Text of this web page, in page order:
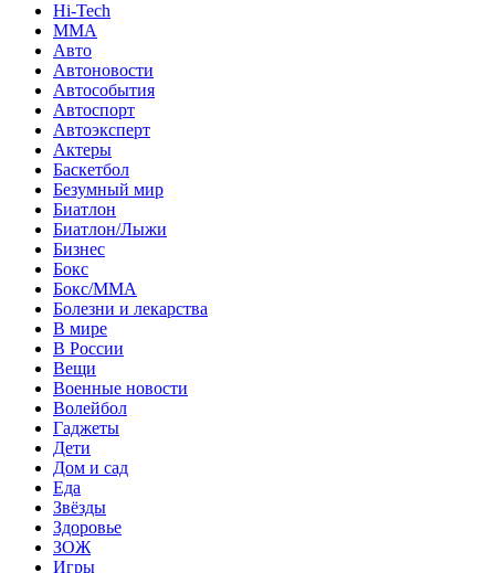
Hi-Tech
MMA
Авто
Автоновости
Автособытия
Автоспорт
Автоэксперт
Актеры
Баскетбол
Безумный мир
Биатлон
Биатлон/Лыжи
Бизнес
Бокс
Бокс/MMA
Болезни и лекарства
В мире
В России
Вещи
Военные новости
Волейбол
Гаджеты
Дети
Дом и сад
Еда
Звёзды
Здоровье
ЗОЖ
Игры